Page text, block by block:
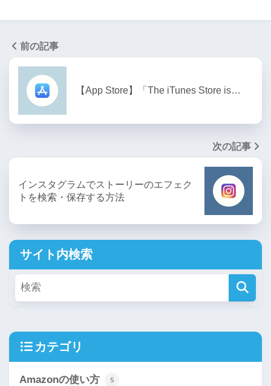
前の記事
【App Store】「The iTunes Store is…
次の記事
インスタグラムでストーリーのエフェク
トを検索・保存する方法
サイト内検索
カテゴリ
Amazonの使い方 5